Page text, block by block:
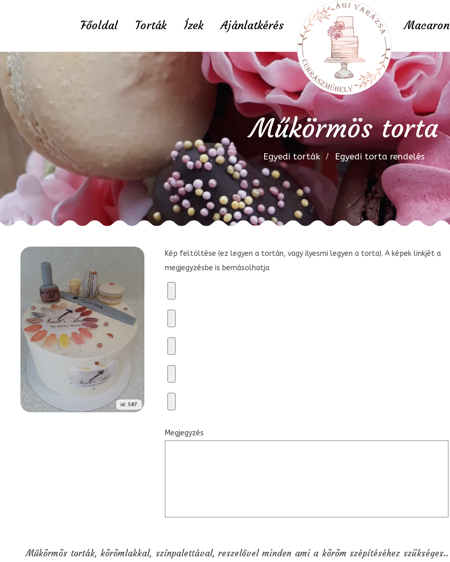
Főoldal Torták Ízek Ajánlatkérés Macaron
Műkörmös torta
Egyedi torták Egyedi torta rendelés
id: 587
Kép feltöltése (ez legyen a tortán, vagy ilyesmi legyen a torta). A képek linkjét a
megjegyzésbe is bemásolhatja
Megjegyzés
Műkörmös torták, körömlakkal, színpalettával, reszelővel minden ami a köröm szépítéséhez szükséges..